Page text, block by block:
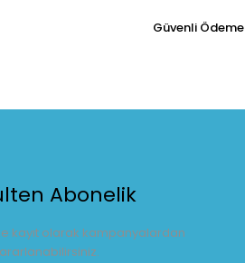
Güvenli Ödeme
Abonelik
kayıt olarak kampanyalardan